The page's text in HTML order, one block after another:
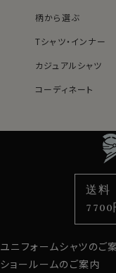
●使用生地｜REDA
ニュージーランド産
17.5μm＝マイクロ
ャージーウール。
ソフトでサラッとし
その上ozieでは
透け感も少なくきちん
柄から選ぶ
Tシャツ・インナー
カジュアルシャツ
コーディネート
色から選ぶ
スタイルから選ぶ
定番シャツ
財布・名刺入れ
グローブ
ユニフォームシャツのご
ショールームのご案内
送料
7700